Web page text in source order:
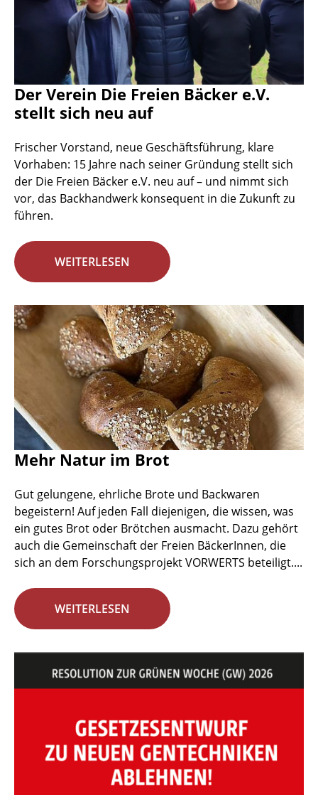
Der Verein Die Freien Bäcker e.V.
stellt sich neu auf
Frischer Vorstand, neue Geschäftsführung, klare
Vorhaben: 15 Jahre nach seiner Gründung stellt sich
der Die Freien Bäcker e.V. neu auf – und nimmt sich
vor, das Backhandwerk konsequent in die Zukunft zu
führen.
WEITERLESEN
Mehr Natur im Brot
Gut gelungene, ehrliche Brote und Backwaren
begeistern! Auf jeden Fall diejenigen, die wissen, was
ein gutes Brot oder Brötchen ausmacht. Dazu gehört
auch die Gemeinschaft der Freien BäckerInnen, die
sich an dem Forschungsprojekt VORWERTS beteiligt....
WEITERLESEN